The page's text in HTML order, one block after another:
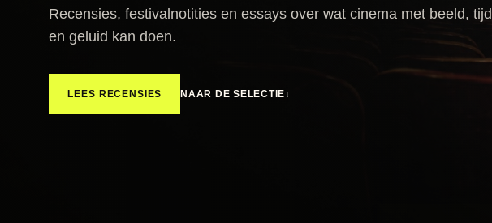
Recensies, festivalnotities en essays over wat cinema met beeld, tijd
en geluid kan doen.
LEES RECENSIES NAAR DE SELECTIE↓